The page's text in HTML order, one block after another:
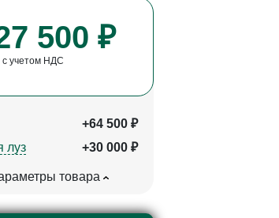
500 ₽
с учетом НДС
+64 500 ₽
луз
+30 000 ₽
товара